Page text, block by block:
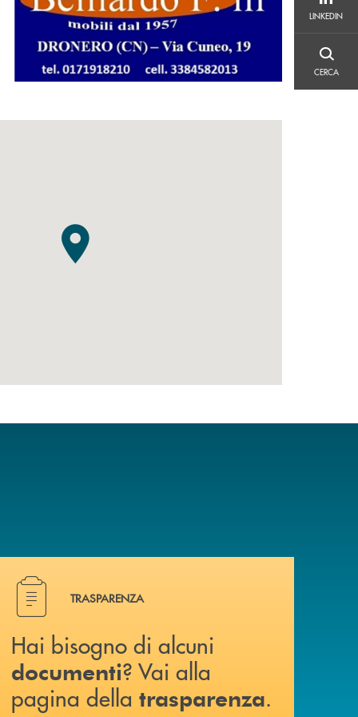
LINKEDIN
LINKEDIN
CERCA
CERCA
Hai bisogno di alcuni documenti ? Vai alla pagina della
TRASPARENZA
Hai bisogno di alcuni
documenti? Vai alla
pagina della trasparenza.